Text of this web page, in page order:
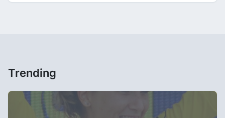
Trending